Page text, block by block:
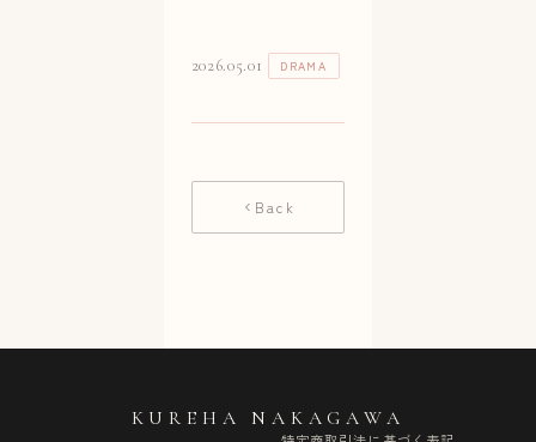
2026.05.01 DRAMA
Back
KUREHA NAKAGAWA